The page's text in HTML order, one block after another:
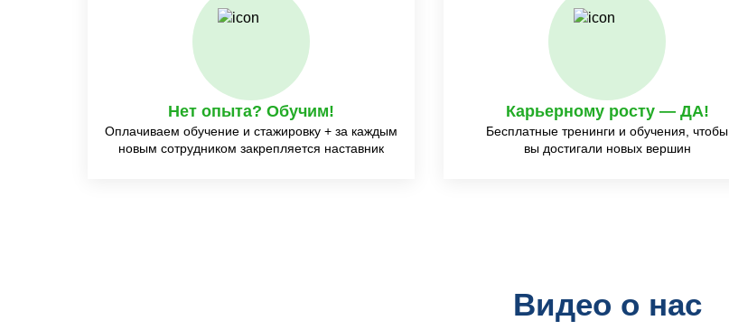
Нет опыта? Обучим!
Оплачиваем обучение и стажировку + за каждым
новым сотрудником закрепляется наставник
Карьерному росту — ДА!
Бесплатные тренинги и обучения, чтобы
вы достигали новых вершин
Видео о нас